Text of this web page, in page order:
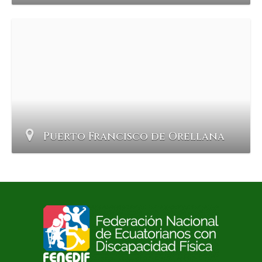
Puerto Francisco de Orellana